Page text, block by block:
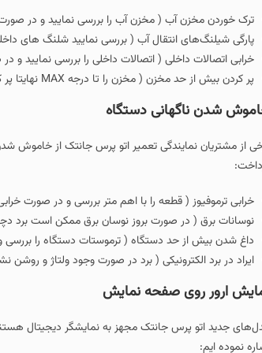
ترک خوردن مخزن آب ( مخزن آب را بررسی نمایید و در
پارگی شیلنگ‌های انتقال آب ( بررسی نمایید شلنگ های
خرابی اتصالات داخلی ( اتصالات داخلی را بررسی نمایید و
پر کردن بیش از حد مخزن ( مخزن را تا درجه MAX نهایتا پر کنید.)
شدن ناگهانی دستگاه
از مشتریان نمایندگی تعمیر اتو پرس جانتک از خاموش
خرابی ترموفیوز ( قطعه را با اهم متر بررسی و در صورت
نوسانات برق ( در صورت بروز نوسان برق ممکن است برد
داغ شدن بیش از حد دستگاه ( ترموستات دستگاه را
ایراد در برد الکترونیکی ( برد در صورت وجود ولتاژ و
ارور روی صفحه نمایش
جدید اتو پرس جانتک مجهز به نمایشگر دیجیتال
نموده ایم: